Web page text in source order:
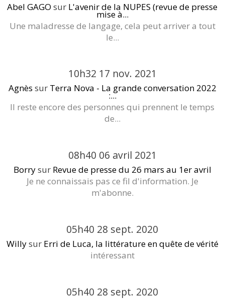
Abel GAGO sur L'avenir de la NUPES (revue de presse
mise à...
Une maladresse de langage, cela peut arriver a tout
le...
10h32 17 nov. 2021
Agnès sur Terra Nova - La grande conversation 2022
:...
Il reste encore des personnes qui prennent le temps
de...
08h40 06 avril 2021
Borrysur Revue de presse du 26 mars au 1er avril
Je ne connaissais pas ce fil d'information. Je
m'abonne.
05h40 28 sept. 2020
Willysur Erri de Luca, la littérature en quête de vérité
intéressant
05h40 28 sept. 2020